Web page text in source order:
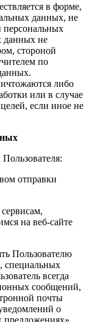
в форме,
данных, не
персональных
данных не
стороной
по
либо
или в случае
если иное не
отправки
на веб-сайте
Пользователю
специальных
всегда
сообщений,
почты
о
предложениях».